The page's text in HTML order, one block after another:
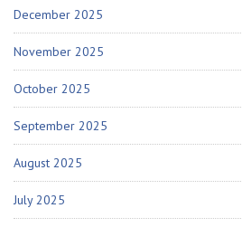
December 2025
November 2025
October 2025
September 2025
August 2025
July 2025